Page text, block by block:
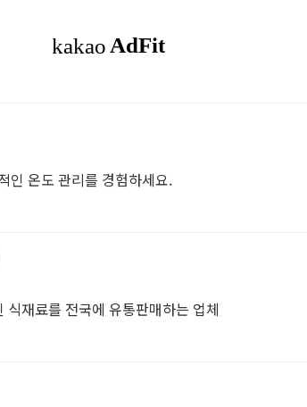
인 온도 관리를 경험하세요.
재료를 전국에 유통판매하는 업체